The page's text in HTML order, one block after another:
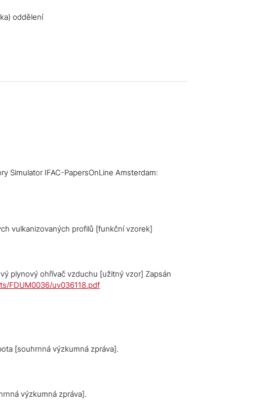
oddělení
Simulator IFAC-PapersOnLine Amsterdam:
vulkanizovaných profilů [funkční vzorek]
plynový ohřívač vzduchu [užitný vzor] Zapsán
FDUM0036/uv036118.pdf
[souhrnná výzkumná zpráva].
výzkumná zpráva].